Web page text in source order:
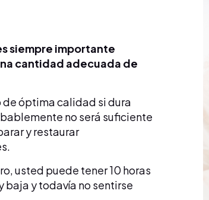
siempre importante
cantidad adecuada de
de óptima calidad si dura
no será suficiente
y restaurar
usted puede tener 10 horas
baja y todavía no sentirse